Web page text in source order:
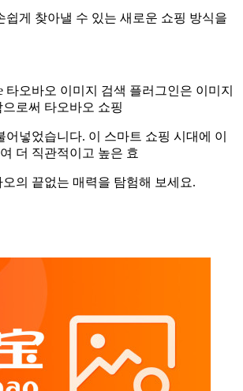
쉽게 찾아낼 수 있는 새로운 쇼핑 방식을
타오바오 이미지 검색 플러그인은 이미지
로써 타오바오 쇼핑
어넣었습니다. 이 스마트 쇼핑 시대에 이
더 직관적이고 높은 효
의 끝없는 매력을 탐험해 보세요.